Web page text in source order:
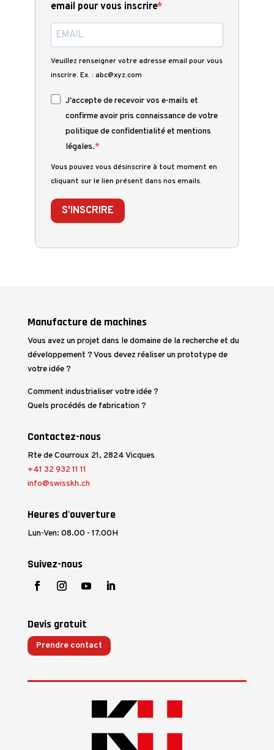
email pour vous inscrire
Veuillez renseigner votre adresse email pour vous
inscrire. Ex. : abc@xyz.com
J'accepte de recevoir vos e-mails et
confirme avoir pris connaissance de votre
politique de confidentialité et mentions
légales.
Vous pouvez vous désinscrire à tout moment en
cliquant sur le lien présent dans nos emails.
S'INSCRIRE
Manufacture de machines
Vous avez un projet dans le domaine de la recherche et du
développement ? Vous devez réaliser un prototype de
votre idée ?
Comment industrialiser votre idée ?
Quels procédés de fabrication ?
Contactez-nous
Rte de Courroux 21, 2824 Vicques
+41 32 932 11 11
info@swisskh.ch
Heures d'ouverture
Lun-Ven: 08.00 - 17.00H
Suivez-nous
Devis gratuit
Prendre contact